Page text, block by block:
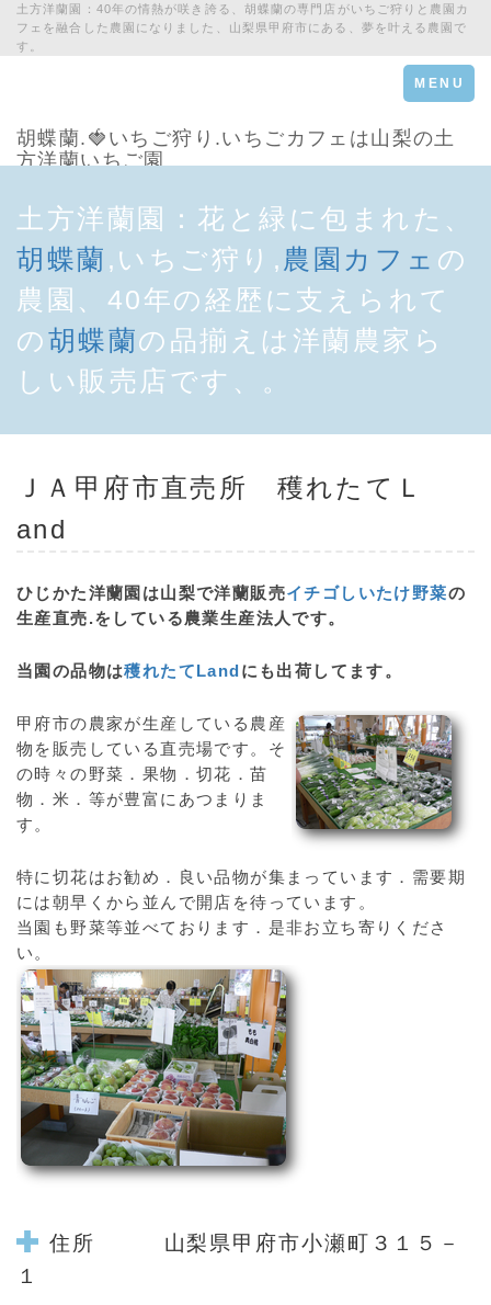
土方洋蘭園：40年の情熱が咲き誇る、胡蝶蘭の専門店がいちご狩りと農園カ
フェを融合した農園になりました、山梨県甲府市にある、夢を叶える農園で
す。
Toggle
navigation
MENU
胡蝶蘭.🍓いちご狩り.いちごカフェは山梨の土
方洋蘭いちご園
土方洋蘭園：花と緑に包まれた、
胡蝶蘭 ,いちご狩り, 農園カフェ の
農園、40年の経歴に支えられて
の胡蝶蘭の品揃えは洋蘭農家ら
しい販売店です、。
ＪＡ甲府市直売所
穫れたてＬ
and
ひじかた洋蘭園は山梨で洋蘭販売イチゴしいたけ野菜の
生産直売.をしている農業生産法人です。
当園の品物は穫れたてLandにも出荷してます。
甲府市の農家が生産している農産
物を販売している直売場です。そ
の時々の野菜．果物．切花．苗
物．米．等が豊富にあつまりま
す。
特に切花はお勧め．良い品物が集まっています．需要期
には朝早くから並んで開店を待っています。
当園も野菜等並べております．是非お立ち寄りくださ
い。
住所 山梨県甲府市小瀬町３１５－
１